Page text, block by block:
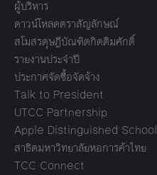
ผู้บริหาร
ดาวน์โหลดตราสัญลักษณ์
สโมสรดุษฎีบัณฑิตกิตติมศักดิ์
รายงานประจำปี
ประกาศจัดซื้อจัดจ้าง
Talk to President
UTCC Partnership
Apple Distinguished School
สาธิตมหาวิทยาลัยหอการค้าไทย
TCC Connect